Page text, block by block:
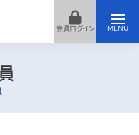
会員ログイン MENU